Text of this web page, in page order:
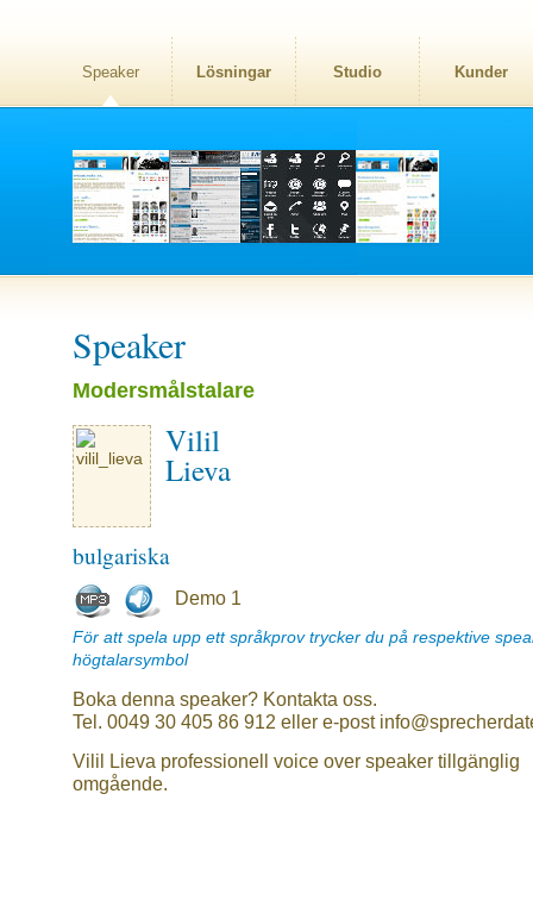
Speaker Lösningar Studio Kunder
Speaker
Modersmålstalare
Vilil
Lieva
bulgariska
Demo 1
För att spela upp ett språkprov trycker du på respektive
högtalarsymbol
Boka denna speaker? Kontakta oss.
Tel. 0049 30 405 86 912 eller e-post
Vilil Lieva professionell voice over speaker tillgänglig
omgående.